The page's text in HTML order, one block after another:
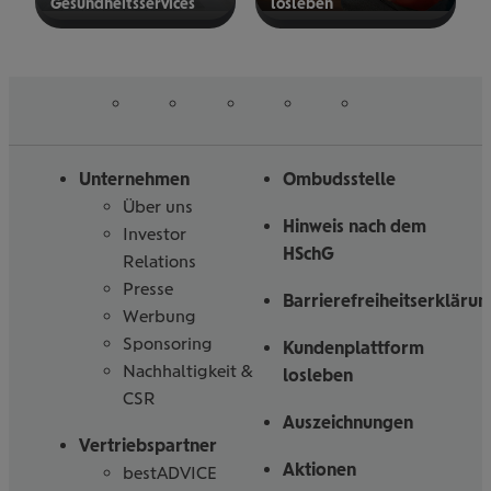
Gesund­heits­ser­vices los­le­ben
Unternehmen
Über uns
Investor
Relations
Presse
Werbung
Sponsoring
Nachhaltigkeit &
CSR
Vertriebspartner
bestADVICE
Ombudsstelle
Hinweis nach dem
HSchG
Kundenplattform
losleben
Auszeichnungen
Aktionen
uns